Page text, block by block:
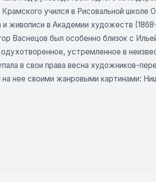
учился в Рисовальной школе
и живописи в Академии художеств
Васнецов был особенно близок с
устремленное в
в свои права весна художников-
на нее своими жанровыми картинами: